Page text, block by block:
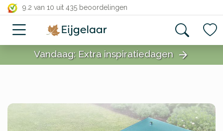
9.2 van 10 uit 435 beoordelingen
close
Vandaag: Extra inspiratiedagen arrow_forward